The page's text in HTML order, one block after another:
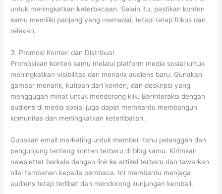
untuk meningkatkan keterbacaan. Selain itu, pastikan konten
kamu memiliki panjang yang memadai, tetapi tetap fokus dan
relevan.
3. Promosi Konten dan Distribusi
Promosikan konten kamu melalui platform media sosial untuk
meningkatkan visibilitas dan menarik audiens baru. Gunakan
gambar menarik, kutipan dari konten, dan deskripsi yang
menggugah minat untuk mendorong klik. Berinteraksi dengan
audiens di media sosial juga dapat membantu membangun
komunitas dan meningkatkan keterlibatan.
Gunakan email marketing untuk memberi tahu pelanggan dan
pengunjung tentang konten terbaru di blog kamu. Kirimkan
newsletter berkala dengan link ke artikel terbaru dan tawarkan
nilai tambahan kepada pembaca. Ini membantu menjaga
audiens tetap terlibat dan mendorong kunjungan kembali.